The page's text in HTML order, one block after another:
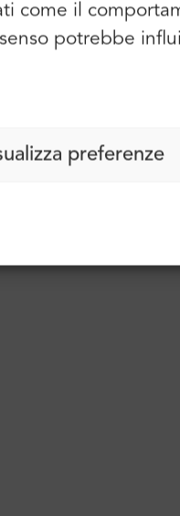
come il
potrebbe
preferenze